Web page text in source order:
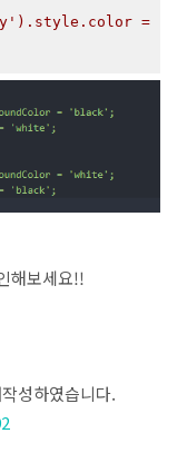
해보세요!!
성하였습니다.